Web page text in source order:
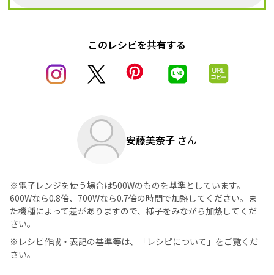
このレシピを共有する
安藤美奈子 さん
※電子レンジを使う場合は500Wのものを基準としています。
600Wなら0.8倍、700Wなら0.7倍の時間で加熱してください。ま
た機種によって差がありますので、様子をみながら加熱してくだ
さい。
※レシピ作成・表記の基準等は、
「レシピについて」 をご覧くだ
さい。